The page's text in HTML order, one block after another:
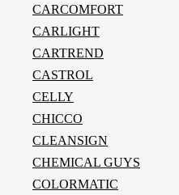
CARCOMFORT
CARLIGHT
CARTREND
CASTROL
CELLY
CHICCO
CLEANSIGN
CHEMICAL GUYS
COLORMATIC